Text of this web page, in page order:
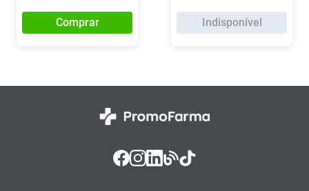
Comprar Indisponível